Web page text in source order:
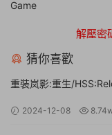
Game
解壓密
猜你喜歡
重裝岚影:重生/
2024-12-08